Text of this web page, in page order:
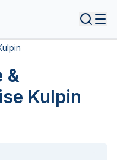
&
Kulpin